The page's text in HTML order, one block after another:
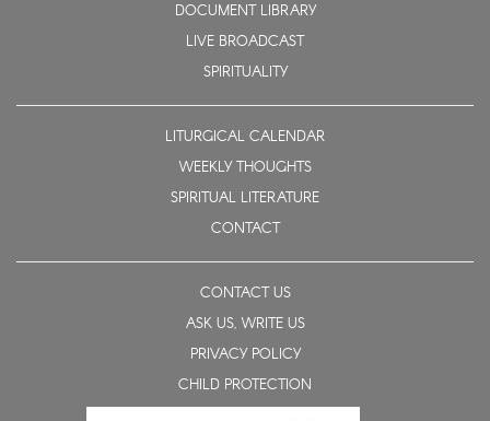
DOCUMENT LIBRARY
LIVE BROADCAST
SPIRITUALITY
LITURGICAL CALENDAR
WEEKLY THOUGHTS
SPIRITUAL LITERATURE
CONTACT
CONTACT US
ASK US, WRITE US
PRIVACY POLICY
CHILD PROTECTION